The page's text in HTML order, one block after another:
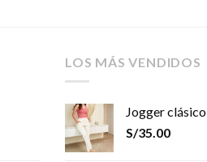
LOS MÁS VENDIDOS
Jogger clásico
S/35.00